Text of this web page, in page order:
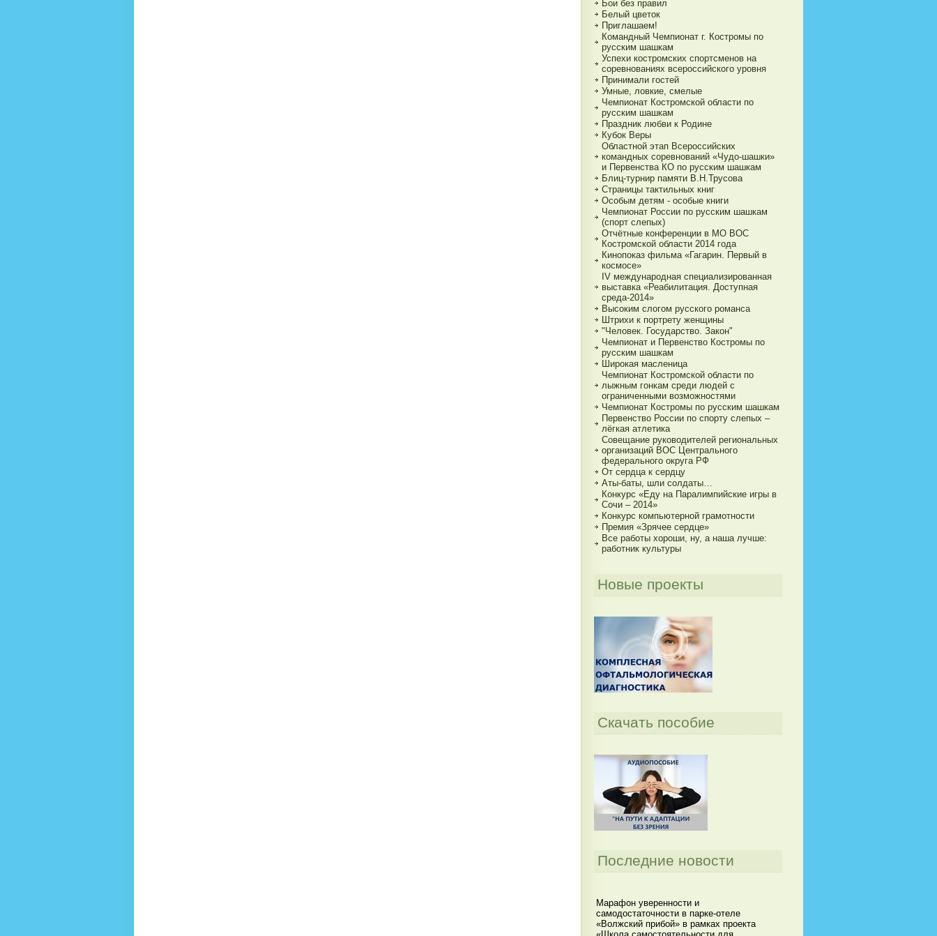
Бои без правил
Белый цветок
Приглашаем!
Командный Чемпионат г. Костромы по
русским шашкам
Успехи костромских спортсменов на
соревнованиях всероссийского уровня
Принимали гостей
Умные, ловкие, смелые
Чемпионат Костромской области по
русским шашкам
Праздник любви к Родине
Кубок Веры
Областной этап Всероссийских
командных соревнований «Чудо-шашки»
и Первенства КО по русским шашкам
Блиц-турнир памяти В.Н.Трусова
Страницы тактильных книг
Особым детям - особые книги
Чемпионат России по русским шашкам
(спорт слепых)
Отчётные конференции в МО ВОС
Костромской области 2014 года
Кинопоказ фильма «Гагарин. Первый в
космосе»
IV международная специализированная
выставка «Реабилитация. Доступная
среда-2014»
Высоким слогом русского романса
Штрихи к портрету женщины
"Человек. Государство. Закон"
Чемпионат и Первенство Костромы по
русским шашкам
Широкая масленица
Чемпионат Костромской области по
лыжным гонкам среди людей с
ограниченными возможностями
Чемпионат Костромы по русским шашкам
Первенство России по спорту слепых –
лёгкая атлетика
Совещание руководителей региональных
организаций ВОС Центрального
федерального округа РФ
От сердца к сердцу
Аты-баты, шли солдаты…
Конкурс «Еду на Паралимпийские игры в
Сочи – 2014»
Конкурс компьютерной грамотности
Премия «Зрячее сердце»
Все работы хороши, ну, а наша лучше:
работник культуры
Новые проекты
Скачать пособие
Последние новости
Марафон уверенности и
самодостаточности в парке-отеле
«Волжский прибой» в рамках проекта